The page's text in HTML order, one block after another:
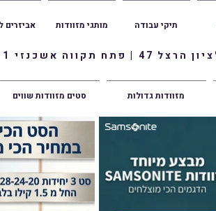
אביזרים מותגי מזוודות תיקי עבודה
סטים מזוודות שווים מזוודות גדולות